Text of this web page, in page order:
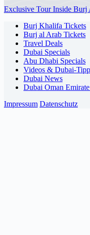
Exclusive Tour Inside
Burj Khalifa Tickets
Burj al Arab Tickets
Travel Deals
Dubai Specials
Abu Dhabi Specials
Videos & Dubai-
Dubai News
Dubai Oman
Impressum Datenschutz